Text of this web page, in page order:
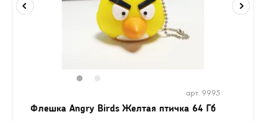
арт. 9995
Флешка Angry Birds Желтая птичка 64 Гб